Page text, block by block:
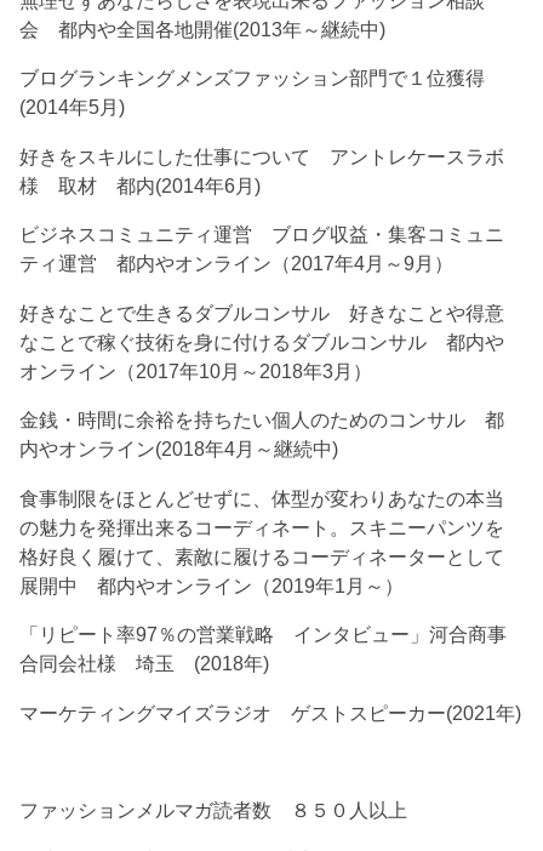
会 都内や全国各地開催(2013年～継続中)
ブログランキングメンズファッション部門で１位獲得
(2014年5月)
好きをスキルにした仕事について アントレケースラボ
様 取材 都内(2014年6月)
ビジネスコミュニティ運営 ブログ収益・集客コミュニ
ティ運営 都内やオンライン（2017年4月～9月）
好きなことで生きるダブルコンサル 好きなことや得意
なことで稼ぐ技術を身に付けるダブルコンサル 都内や
オンライン（2017年10月～2018年3月）
金銭・時間に余裕を持ちたい個人のためのコンサル 都
内やオンライン(2018年4月～継続中)
食事制限をほとんどせずに、体型が変わりあなたの本当
の魅力を発揮出来るコーディネート。スキニーパンツを
格好良く履けて、素敵に履けるコーディネーターとして
展開中 都内やオンライン（2019年1月～）
「リピート率97％の営業戦略 インタビュー」河合商事
合同会社様 埼玉 (2018年)
マーケティングマイズラジオ ゲストスピーカー(2021年)
ファッションメルマガ読者数 ８５０人以上